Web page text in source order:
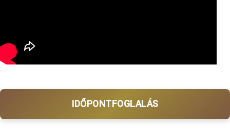
IDŐPONTFOGLALÁS